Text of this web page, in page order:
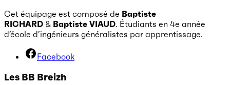
Cet équipage est composé de Baptiste
RICHARD & Baptiste VIAUD. Étudiants en 4e année
d’école d’ingénieurs généralistes par apprentissage.
Facebook
Les BB Breizh